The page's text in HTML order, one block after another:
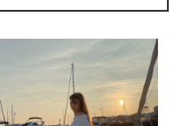
側からのボディメイクを目